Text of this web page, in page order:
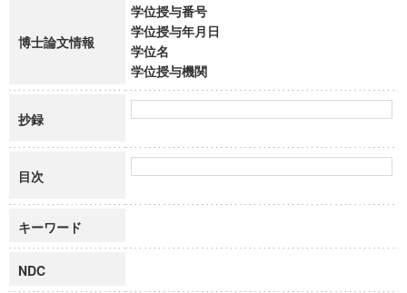
博士論文情報
学位授与番号
学位授与年月日
学位名
学位授与機関
抄録
目次
キーワード
NDC